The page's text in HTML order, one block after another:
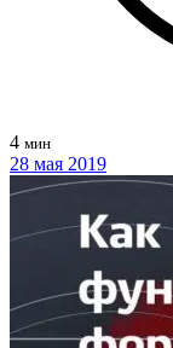
4 мин
28 мая 2019